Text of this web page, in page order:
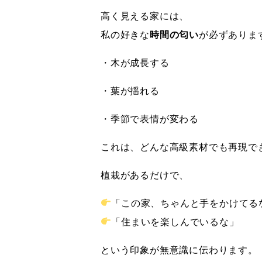
高く見える家には、
私の好きな 時間の匂いが必ずありま
・木が成長する
・葉が揺れる
・季節で表情が変わる
これは、どんな高級素材でも再現で
植栽があるだけで、
「この家、ちゃんと手をかけてる
「住まいを楽しんでいるな」
という印象が無意識に伝わります。